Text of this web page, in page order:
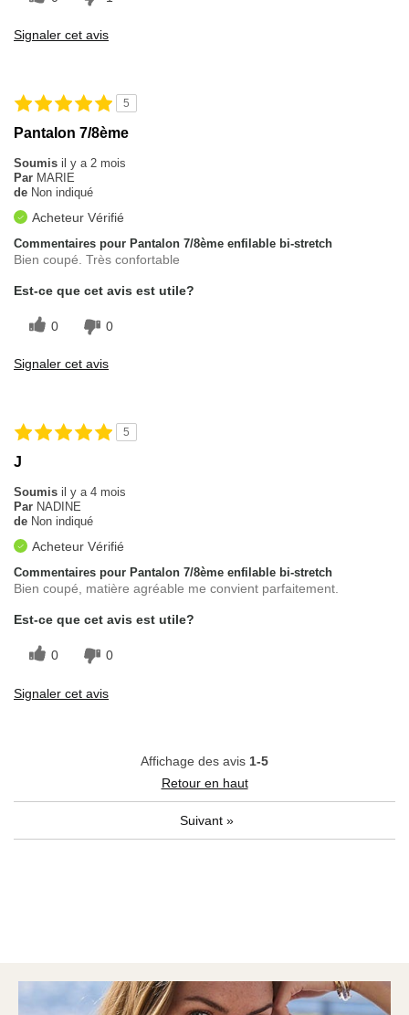
Signaler cet avis
5
Pantalon 7/8ème
Soumis il y a 2 mois
Par MARIE
de Non indiqué
Acheteur Vérifié
Commentaires pour Pantalon 7/8ème enfilable bi-stretch
Bien coupé. Très confortable
Est-ce que cet avis est utile?
0 0
Signaler cet avis
5
J
Soumis il y a 4 mois
Par NADINE
de Non indiqué
Acheteur Vérifié
Commentaires pour Pantalon 7/8ème enfilable bi-stretch
Bien coupé, matière agréable me convient parfaitement.
Est-ce que cet avis est utile?
0 0
Signaler cet avis
Affichage des avis 1-5
Retour en haut
Suivant »